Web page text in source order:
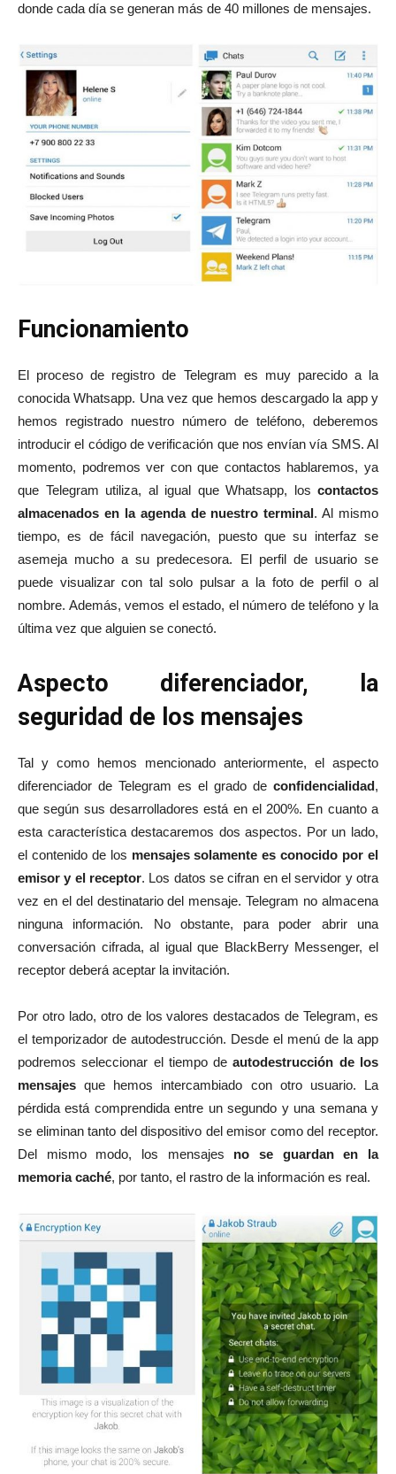
donde cada día se generan más de 40 millones de mensajes.
Funcionamiento
El proceso de registro de Telegram es muy parecido a la
conocida Whatsapp. Una vez que hemos descargado la app y
hemos registrado nuestro número de teléfono, deberemos
introducir el código de verificación que nos envían vía SMS. Al
momento, podremos ver con que contactos hablaremos, ya
que Telegram utiliza, al igual que Whatsapp, los contactos
almacenados en la agenda de nuestro terminal. Al mismo
tiempo, es de fácil navegación, puesto que su interfaz se
asemeja mucho a su predecesora. El perfil de usuario se
puede visualizar con tal solo pulsar a la foto de perfil o al
nombre. Además, vemos el estado, el número de teléfono y la
última vez que alguien se conectó.
Aspecto diferenciador, la
seguridad de los mensajes
Tal y como hemos mencionado anteriormente, el aspecto
diferenciador de Telegram es el grado de confidencialidad,
que según sus desarrolladores está en el 200%. En cuanto a
esta característica destacaremos dos aspectos. Por un lado,
el contenido de los mensajes solamente es conocido por el
emisor y el receptor. Los datos se cifran en el servidor y otra
vez en el del destinatario del mensaje. Telegram no almacena
ninguna información. No obstante, para poder abrir una
conversación cifrada, al igual que BlackBerry Messenger, el
receptor deberá aceptar la invitación.
Por otro lado, otro de los valores destacados de Telegram, es
el temporizador de autodestrucción. Desde el menú de la app
podremos seleccionar el tiempo deautodestrucción de los
mensajes que hemos intercambiado con otro usuario. La
pérdida está comprendida entre un segundo y una semana y
se eliminan tanto del dispositivo del emisor como del receptor.
Del mismo modo, los mensajes no se guardan en la
memoria caché, por tanto, el rastro de la información es real.